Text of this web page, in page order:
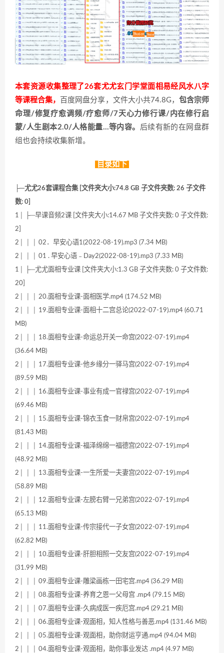
本套资源收集整理了26套尤尤玄门学堂面相易经风水八字
等课程合集，
百度网盘分享，文件大小共74.8G， 包含宗师
命理/修复疗愈调频/疗愈师/7天心力修行课/内在修行启
蒙/人生剧本2.0/人格能量…等内容。 后续有新的在网盘群
组也会持续收集新增。
目录如下
├─尤尤26套课程合集 [文件夹大小:74.8 GB 子文件夹数: 26 子文件
数: 0]
1│ ├─早课音频2课 [文件夹大小:14.67 MB 子文件夹数: 0 子文件数:
2]
2│ │ │ 02．早安心语1(2022-08-19).mp3 (7.34 MB)
2│ │ │ 01 . 早安心语﹣Day2(2022-08-19).mp3 (7.33 MB)
1│ ├─尤尤面相专业课 [文件夹大小:1.3 GB 子文件夹数: 0 子文件数:
20]
2│ │ │ 20.面相专业课-面相医学.mp4 (174.52 MB)
2│ │ │ 19.面相专业课-面相十二宫总论(2022-07-19).mp4 (60.71
MB)
2│ │ │ 18.面相专业课-命运总开关一命宫(2022-07-19).mp4
(36.64 MB)
2│ │ │ 17.面相专业课-他乡缘分一驿马宫(2022-07-19).mp4
(89.59 MB)
2│ │ │ 16.面相专业课-事业有成一官禄宫(2022-07-19).mp4
(69.46 MB)
2│ │ │ 15.面相专业课-锦衣玉食一财帛宫(2022-07-19).mp4
(81.43 MB)
2│ │ │ 14.面相专业课-福泽绵绵一福德宫(2022-07-19).mp4
(48.92 MB)
2│ │ │ 13.面相专业课-一生所爱一夫妻宫(2022-07-19).mp4
(58.89 MB)
2│ │ │ 12.面相专业课-左膀右臂一兄弟宫(2022-07-19).mp4
(65.13 MB)
2│ │ │ 11.面相专业课-传宗接代一子女宫(2022-07-19).mp4
(62.82 MB)
2│ │ │ 10.面相专业课-肝胆相照一交友宫(2022-07-19).mp4
(31.99 MB)
2│ │ │ 09.面相专业课-雕梁画栋一田宅宫.mp4 (36.29 MB)
2│ │ │ 08.面相专业课-养育之恩一父母宫 .mp4 (79.15 MB)
2│ │ │ 07.面相专业课-久病成医一疾厄宫.mp4 (29.21 MB)
2│ │ │ 06.面相专业课-观面相，知人性格与善恶.mp4 (131.46 MB)
2│ │ │ 05.面相专业课-观面相，助你财运亨通.mp4 (94.04 MB)
2│ │ │ 04.面相专业课-观面相，助你事业发达 .mp4 (4.97 MB)